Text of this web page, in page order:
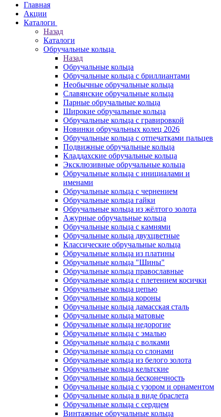
Главная
Акции
Каталоги
Назад
Каталоги
Обручальные кольца
Назад
Обручальные кольца
Обручальные кольца с бриллиантами
Необычные обручальные кольца
Славянские обручальные кольца
Парные обручальные кольца
Широкие обручальные кольца
Обручальные кольца с гравировкой
Новинки обручальных колец 2026
Обручальные кольца с отпечатками пальцев
Подвижные обручальные кольца
Кладдахские обручальные кольца
Эксклюзивные обручальные кольца
Обручальные кольца с инициалами и
именами
Обручальные кольца с чернением
Обручальные кольца гайки
Обручальные кольца из жёлтого золота
Ажурные обручальные кольца
Обручальные кольца с камнями
Обручальные кольца двухцветные
Классические обручальные кольца
Обручальные кольца из платины
Обручальные кольца "Шины"
Обручальные кольца православные
Обручальные кольца с плетением косички
Обручальные кольца цепью
Обручальные кольца короны
Обручальные кольца дамасская сталь
Обручальные кольца матовые
Обручальные кольца недорогие
Обручальные кольца с эмалью
Обручальные кольца с волками
Обручальные кольца со слонами
Обручальные кольца из белого золота
Обручальные кольца кельтские
Обручальные кольца бесконечность
Обручальные кольца с узором и орнаментом
Обручальные кольца в виде браслета
Обручальные кольца с сердцем
Винтажные обручальные кольца